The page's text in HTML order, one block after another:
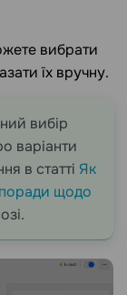
вибрати
їх вручну.
вибір
варіанти
в статтi Як
щодо